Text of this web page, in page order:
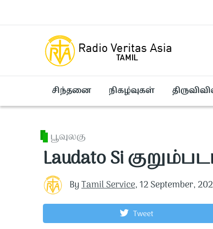
சிந்தனை நிகழ்வுகள்
பூவுலகு
Laudato Si
ByTamil Service,12 September,
Tweet